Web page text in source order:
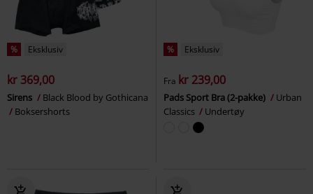
% Eksklusiv
kr 369,00
Sirens
Black Blood by Gothicana
Boksershorts
% Eksklusiv
Fra kr 239,00
Pads Sport Bra (2-pakke)
Urban
Classics
Undertøy